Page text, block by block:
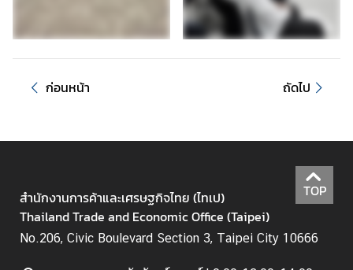
|
N
s
d
A
c
ก่อนหน้า ถัดไป
TOP
สำนักงานการค้าและเศรษฐกิจไทย (ไทเป)
Thailand Trade and Economic Office (Taipei)
No.206, Civic Boulevard Section 3, Taipei City 10666